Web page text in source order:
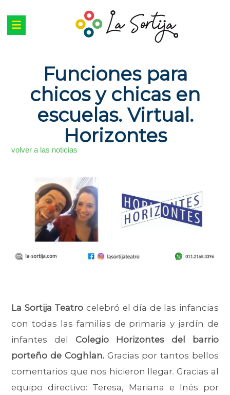
Funciones para
chicos y chicas en
escuelas. Virtual.
Horizontes
volver a las noticias
La Sortija Teatro celebró el día de las infancias
con todas las familias de primaria y jardín de
infantes delColegio Horizontes del barrio
porteño de Coghlan.Gracias por tantos bellos
comentarios que nos hicieron llegar. Gracias al
equipo directivo: Teresa, Mariana e Inés por